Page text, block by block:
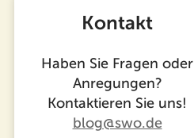
Kontakt
Haben Sie Fragen oder
Anregungen?
Kontaktieren Sie uns!
blog@swo.de